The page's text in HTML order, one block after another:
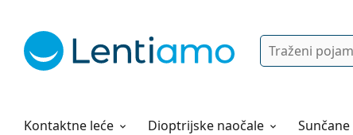
Pretraga
Kontaktne leće
Otopine za leće Dioptrijske naočale
Sve o kupovini